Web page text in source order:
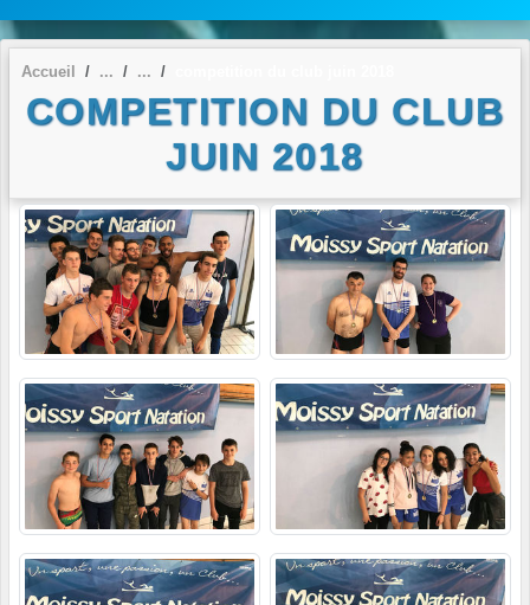
Accueil
COMPETITION DU CLUB
JUIN 2018